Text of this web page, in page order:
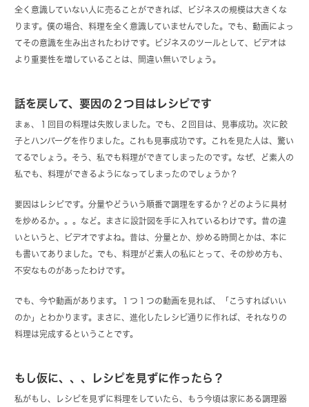
全く意識していない人に売ることができれば、ビジネスの規模は大きくな
ります。僕の場合、料理を全く意識していませんでした。でも、動画によっ
てその意識を生み出されたわけです。ビジネスのツールとして、ビデオは
より重要性を増していることは、間違い無いでしょう。
話を戻して、要因の２つ目はレシピです
まぁ、１回目の料理は失敗しました。でも、２回目は、見事成功。次に餃
子とハンバーグを作りました。これも見事成功です。これを見た人は、驚い
てるでしょう。そう、私でも料理ができてしまったのです。なぜ、ど素人の
私でも、料理ができるようになってしまったのでしょうか？
要因はレシピです。分量やどういう順番で調理をするか？どのように具材
を炒めるか。。。など。まさに設計図を手に入れているわけです。昔の違
いというと、ビデオですよね。昔は、分量とか、炒める時間とかは、本に
も書いてありました。でも、料理がど素人の私にとって、その炒め方も、
不安なものがあったわけです。
でも、今や動画があります。１つ１つの動画を見れば、「こうすればいい
のか」とわかります。まさに、進化したレシピ通りに作れば、それなりの
料理は完成するということです。
もし仮に、、、レシピを見ずに作ったら？
私がもし、レシピを見ずに料理をしていたら、もう今頃は家にある調理器